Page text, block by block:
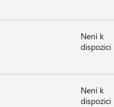
Není k
dispozici
Není k
dispozici